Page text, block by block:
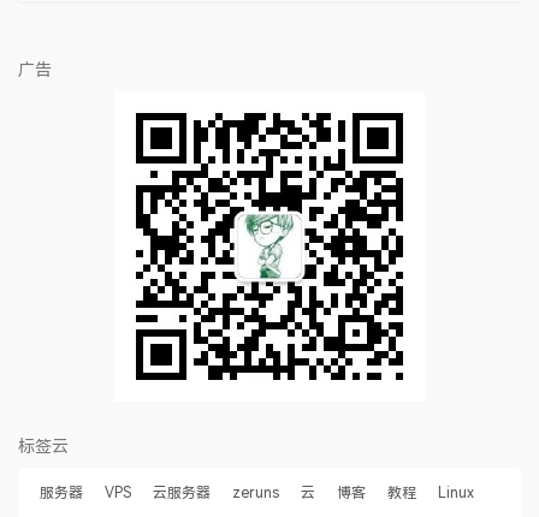
广告
标签云
服务器 VPS 云服务器 zeruns 云 博客 教程
Linux